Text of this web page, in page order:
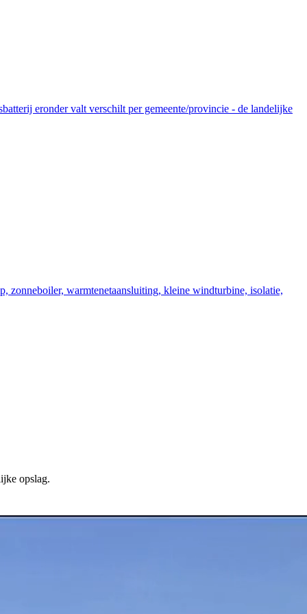
eronder valt verschilt per gemeente/provincie - de landelijke
zonneboiler, warmtenetaansluiting, kleine windturbine, isolatie,
opslag.